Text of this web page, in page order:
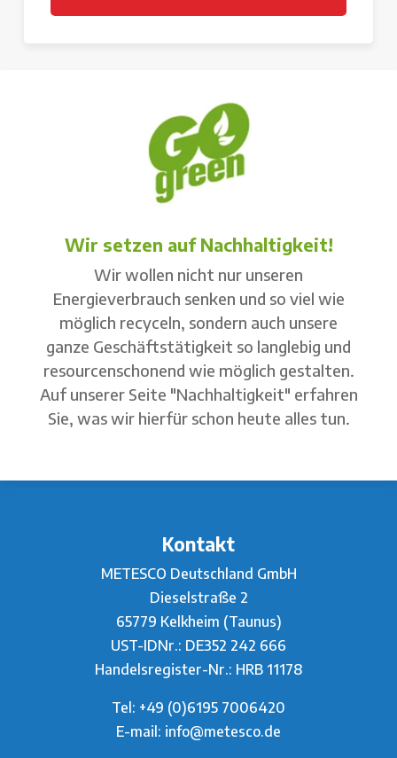
Wir setzen auf Nachhaltigkeit!
Wir wollen nicht nur unseren
Energieverbrauch senken und so viel wie
möglich recyceln, sondern auch unsere
ganze Geschäftstätigkeit so langlebig und
resourcenschonend wie möglich gestalten.
Auf unserer Seite "Nachhaltigkeit" erfahren
Sie, was wir hierfür schon heute alles tun.
Kontakt
METESCO Deutschland GmbH
Dieselstraße 2
65779 Kelkheim (Taunus)
UST-IDNr.: DE352 242 666
Handelsregister-Nr.: HRB 11178
Tel: +49 (0)6195 7006420
E-mail: info@metesco.de